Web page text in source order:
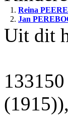
1. Reina
2. Jan
Uit dit